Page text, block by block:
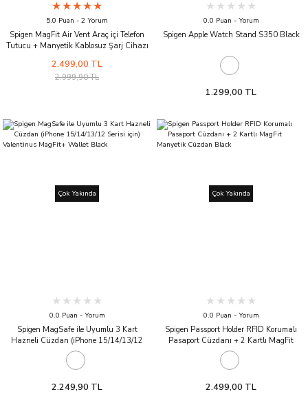
5.0 Puan - 2 Yorum
Spigen MagFit Air Vent Araç içi Telefon
Tutucu + Manyetik Kablosuz Şarj Cihazı
ITS12W
2.499,00 TL
2.999,90 TL
0.0 Puan - Yorum
Spigen Apple Watch Stand S350 Black
1.299,00 TL
Çok Yakında
0.0 Puan - Yorum
Spigen MagSafe ile Uyumlu 3 Kart
Hazneli Cüzdan (iPhone 15/14/13/12
Serisi için) Valentinus MagFit+ Wallet
Black
2.249,90 TL
Çok Yakında
0.0 Puan - Yorum
Spigen Passport Holder RFID Korumalı
Pasaport Cüzdanı + 2 Kartlı MagFit
Manyetik Cüzdan Black
2.499,00 TL